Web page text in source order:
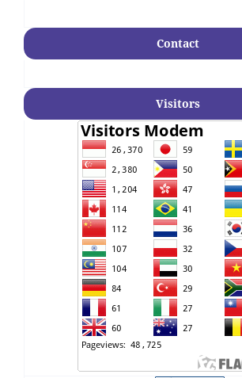
Contact
Visitors